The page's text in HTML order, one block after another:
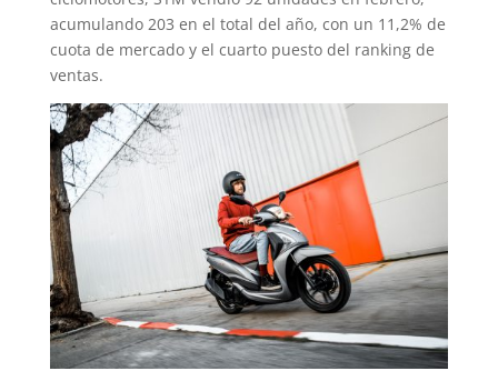
acumulando 203 en el total del año, con un 11,2% de
cuota de mercado y el cuarto puesto del ranking de
ventas.